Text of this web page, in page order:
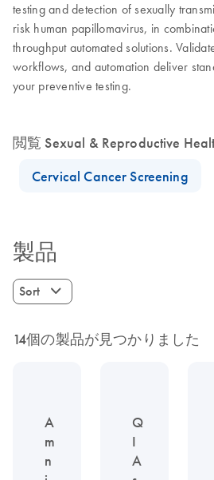
testing and detection of sexually
risk human papillomavirus, in
throughput automated solutions.
workflows, and automation deliver
your preventive testing.
閲覧 Sexual & Reproductive
Cervical Cancer Screening
製品
Sort
14個の製品が見つかりました
A
m
n
Q
I
A